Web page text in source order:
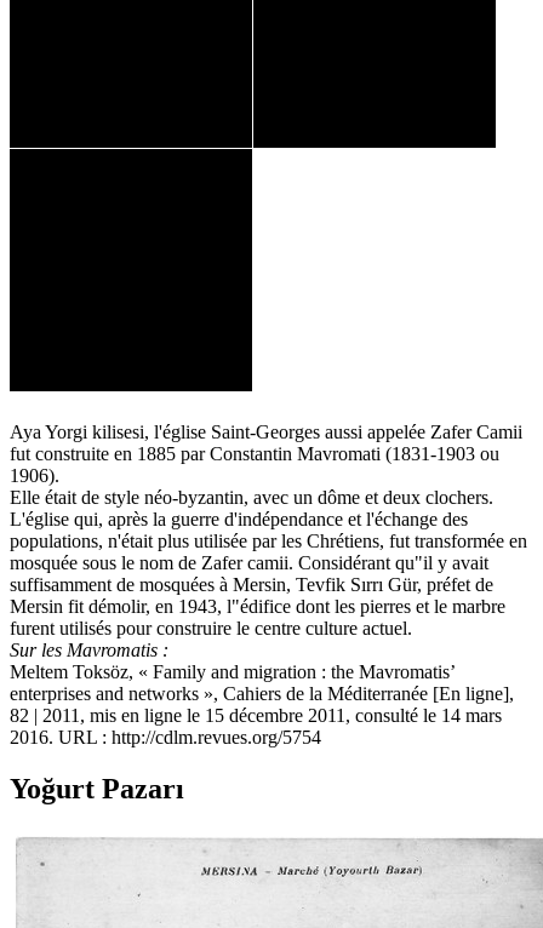
Aya Yorgi kilisesi, l'église Saint-Georges aussi appelée Zafer Camii
fut construite en 1885 par Constantin Mavromati (1831-1903 ou
1906).
Elle était de style néo-byzantin, avec un dôme et deux clochers.
L'église qui, après la guerre d'indépendance et l'échange des
populations, n'était plus utilisée par les Chrétiens, fut transformée en
mosquée sous le nom de Zafer camii. Considérant qu"il y avait
suffisamment de mosquées à Mersin, Tevfik Sırrı Gür, préfet de
Mersin fit démolir, en 1943, l"édifice dont les pierres et le marbre
furent utilisés pour construire le centre culture actuel.
Sur les Mavromatis :
Meltem Toksöz, « Family and migration : the Mavromatis’
enterprises and networks », Cahiers de la Méditerranée [En ligne],
82 | 2011, mis en ligne le 15 décembre 2011, consulté le 14 mars
2016. URL : http://cdlm.revues.org/5754
Yoğurt Pazarı